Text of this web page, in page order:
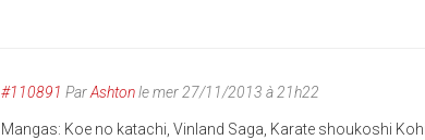
#110891 ParAshtonle mer 27/11/2013 à 21h22
Mangas: Koe no katachi, Vinland Saga, Karate shoukoshi